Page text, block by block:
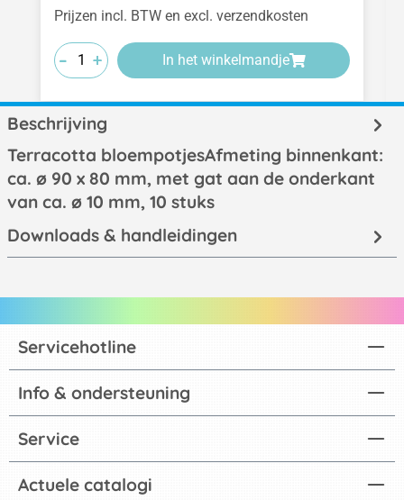
Prijzen incl. BTW en excl. verzendkosten
-
-
- +
+
+ In het winkelmandje
Beschrijving
Terracotta bloempotjesAfmeting binnenkant:
ca. ø 90 x 80 mm, met gat aan de onderkant
van ca. ø 10 mm, 10 stuks
Downloads & handleidingen
Actuele catalogi
Servicehotline
Info & ondersteuning
Service